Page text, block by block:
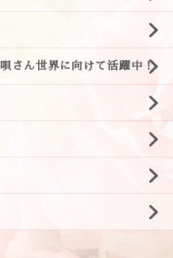
さん世界に向けて活躍中！